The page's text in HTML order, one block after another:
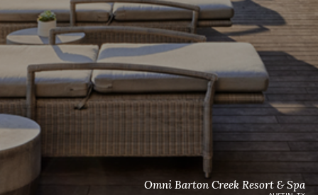
Omni Barton Creek Resort & Spa